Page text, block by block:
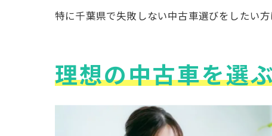
特に千葉県で失敗しない中古車選びをしたい
理想の中古車を選